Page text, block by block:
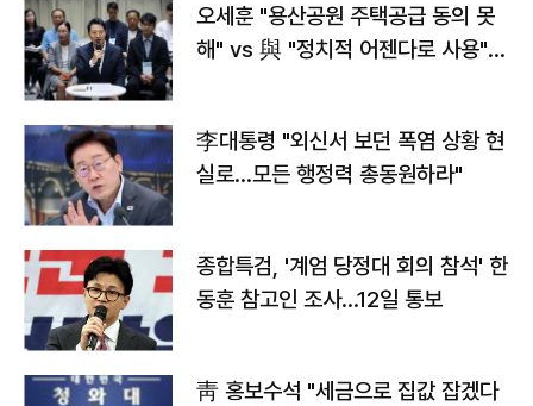
오세훈 "용산공원 주택공급 동의 못
해" vs 與 "정치적 어젠다로 사용"
李대통령 "외신서 보던 폭염 상황 현
실로…모든 행정력 총동원하라"
종합특검, '계엄 당정대 회의 참석' 한
동훈 참고인 조사...12일 통보
靑 홍보수석 "세금으로 집값 잡겠다